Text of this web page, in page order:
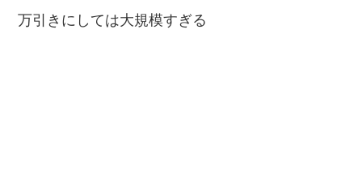
万引きにしては大規模すぎる